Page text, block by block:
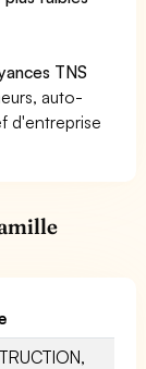
TNS
auto-
d'entreprise